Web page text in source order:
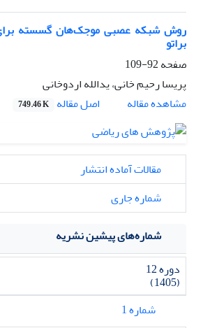
روش شبکه عصبی موجک‌هان گسسته
براتو
صفحه92-109
پریسا رحیم خانی، یدالله اردوخانی
مشاهده مقاله
اصل مقاله 749.46 K
مقالات آماده انتشار
شماره جاری
شماره‌های پیشین نشریه
دوره 12
(1405)
شماره 1